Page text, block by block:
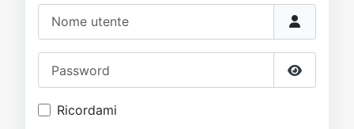
Mostra
Ricordami